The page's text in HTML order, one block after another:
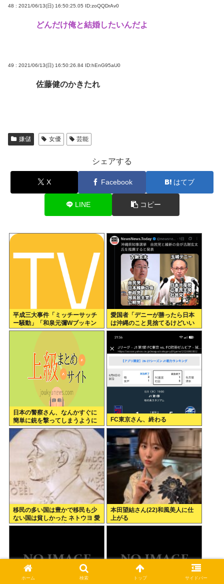
48 : 2021/06/13(日) 16:50:25.05 ID:zoQQDrAv0
どんだけ俺と結婚したいんだよ
49 : 2021/06/13(日) 16:50:26.84 ID:hEnG95aU0
佐藤健のかきたれ
嫌儲 女優 芸能
シェアする
X Facebook はてブ
LINE コピー
平成三大事件「ミッチーサッチ
ー騒動」「和泉元彌Wブッキン
グ事件」あとひとつは？
愛国者「デニーが勝ったら日本
は沖縄のこと見捨てるけどいい
の？」
日本の警察さん、なんかすぐに
簡単に銃を撃ってしまうように
なる…
FC東京さん、終わる
移民の多い国は豊かで移民も少
ない国は貧しかった ネトウヨ 愛
国保守、また嘘で扇動し日本破
本田望結さん(22)和風美人に仕
上がる
ホーム 検索 トップ サイドバー